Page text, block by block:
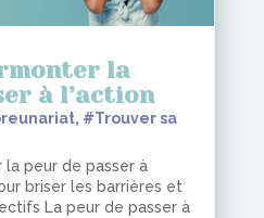
la
à l’action
, #Trouver sa
peur de passer à
briser les barrières et
La peur de passer à